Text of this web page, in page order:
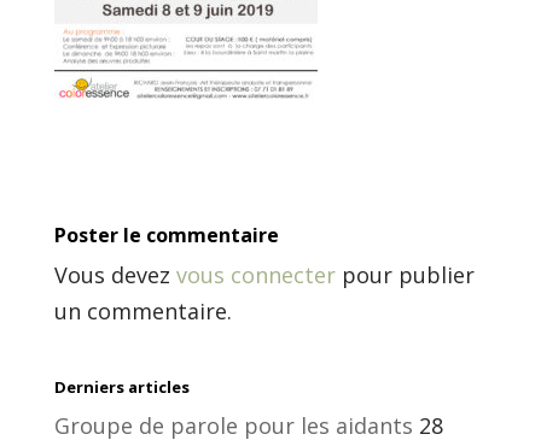
Poster le commentaire
Vous devez vous connecterpour publier
un commentaire.
Derniers articles
Groupe de parole pour les aidants 28